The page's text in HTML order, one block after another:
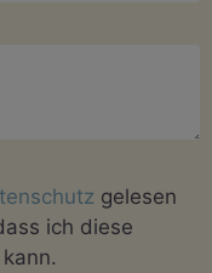
gelesen
ich diese